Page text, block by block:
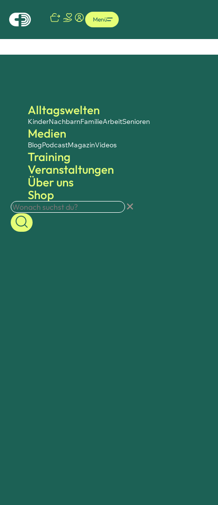
Alltagswelten
KinderNachbarnFamilieArbeitSenioren
Medien
BlogPodcastMagazinVideos
Training
Veranstaltungen
Über uns
Shop
Menü